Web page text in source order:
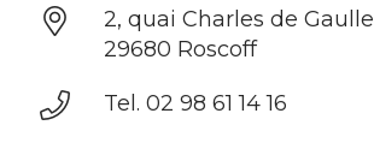
2, quai Charles de Gaulle
29680 Roscoff
Tel. 02 98 61 14 16